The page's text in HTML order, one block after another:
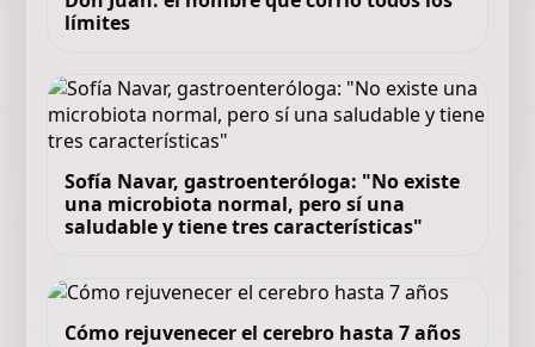
límites
Sofía Navar, gastroenteróloga: "No existe
una microbiota normal, pero sí una
saludable y tiene tres características"
Cómo rejuvenecer el cerebro hasta 7 años